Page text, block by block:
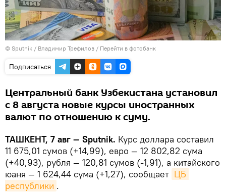
© Sputnik / Владимир Трефилов / Перейти в фотобанк
Подписаться
Центральный банк Узбекистана установил
с 8 августа новые курсы иностранных
валют по отношению к суму.
ТАШКЕНТ, 7 авг — Sputnik. Курс доллара составил
11 675,01 сумов (+14,99), евро — 12 802,82 сума
(+40,93), рубля — 120,81 сумов (-1,91), а китайского
юаня — 1 624,44 сума (+1,27), сообщает ЦБ
республики .